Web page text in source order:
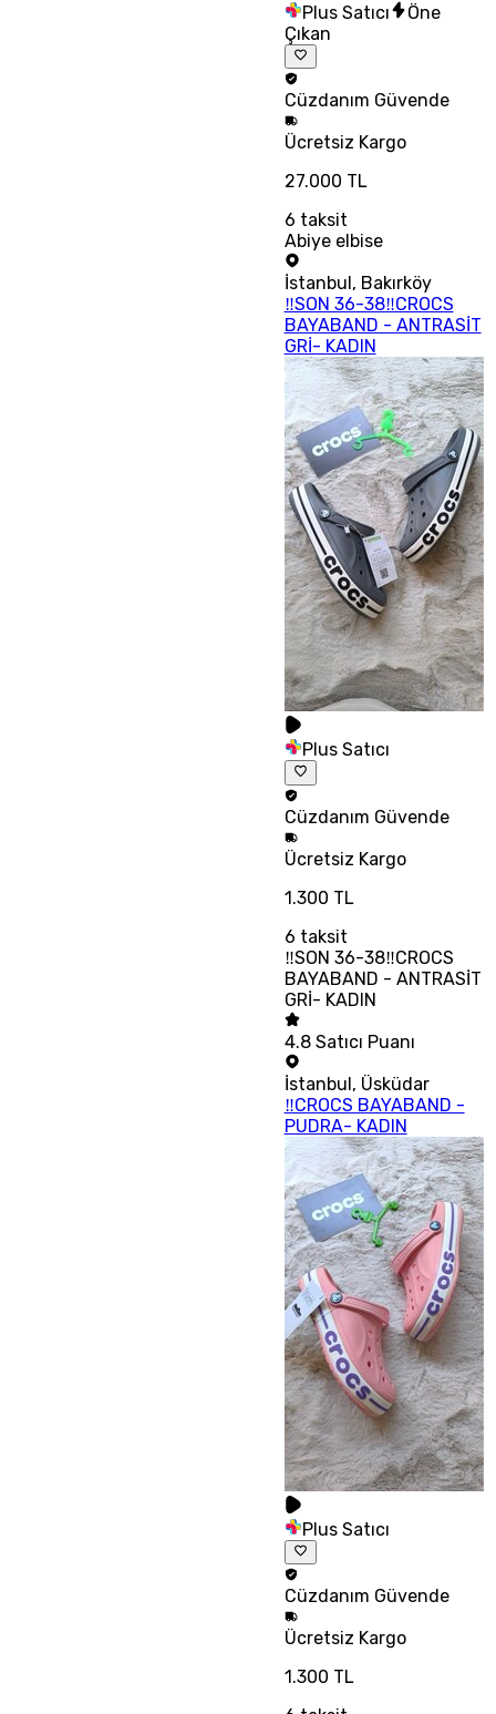
Plus Satıcı
Öne
Çıkan
Cüzdanım Güvende
Ücretsiz Kargo
27.000 TL
6 taksit
Abiye elbise
İstanbul , Bakırköy
‼SON 36-38‼CROCS
BAYABAND - ANTRASİT
GRİ- KADIN
Plus Satıcı
Cüzdanım Güvende
Ücretsiz Kargo
1.300 TL
6 taksit
‼SON 36-38‼CROCS
BAYABAND - ANTRASİT
GRİ- KADIN
4.8 Satıcı Puanı
İstanbul, Üsküdar
‼CROCS BAYABAND -
PUDRA- KADIN
Plus Satıcı
Cüzdanım Güvende
Ücretsiz Kargo
1.300 TL